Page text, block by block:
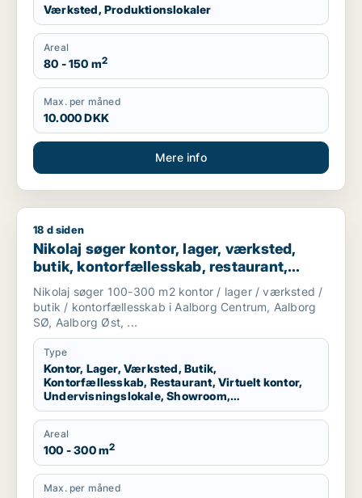
Værksted, Produktionslokaler
Areal
80 - 150 m2
Max. per måned
10.000 DKK
Mere info
Nikolaj søger kontor, lager, værksted, butik,
18 d siden
Nikolaj søger kontor, lager, værksted,
butik, kontorfællesskab, restaurant,
virtuelt kontor, undervisningslokale,
showroom, erhvervsgrund,
produktionslokaler eller garage til leje i
Aalborg Centrum, Aalborg SØ eller
Aalborg Øst m.fl.
Nikolaj søger 100-300 m2 kontor / lager / værksted /
butik / kontorfællesskab i Aalborg Centrum, Aalborg
SØ, Aalborg Øst, ...
Type
Kontor, Lager, Værksted, Butik,
Kontorfællesskab, Restaurant, Virtuelt kontor,
Undervisningslokale, Showroom,
Erhvervsgrund, Produktionslokaler, Garage
Areal
100 - 300 m2
Max. per måned